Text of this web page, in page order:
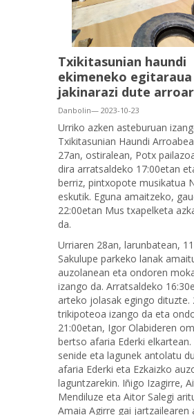
Txikitasunian haundi
ekimeneko egitaraua
jakinarazi dute
Danbolin— 2023-10-23
Urriko azken asteburuan
Txikitasunian Haundi
27an, ostiralean, Potx
dira arratsaldeko 17:00etan
berriz, pintxopote musikatua
eskutik. Eguna amaitzeko,
22:00etan Mus txapelketa
da.
Urriaren 28an, larunbatean,
Sakulupe parkeko lanak
auzolanean eta ondoren
izango da. Arratsaldeko
arteko jolasak egingo dituzte.
trikipoteoa izango da eta
21:00etan, Igor Olabideren
bertso afaria Ederki
senide eta lagunek antolatu
afaria Ederki eta Ezkaizko
laguntzarekin. Iñigo Izagirre,
Mendiluze eta Aitor Salegi
Amaia Agirre gai jartzailearen